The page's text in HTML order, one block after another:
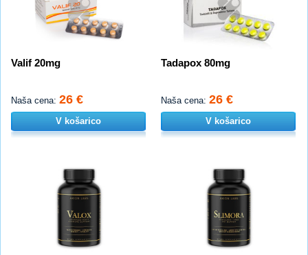
Valif 20mg
Naša cena: 26 €
V košarico
Tadapox 80mg
Naša cena: 26 €
V košarico